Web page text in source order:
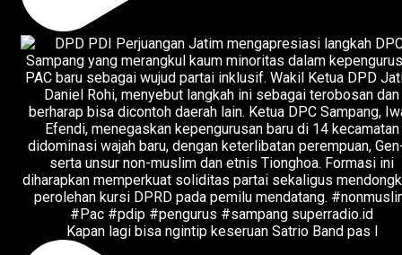
Kapan lagi bisa ngintip keseruan Satrio Band pas l